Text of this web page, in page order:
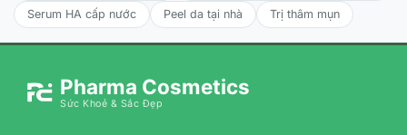
Serum HA cấp nước
Peel da tại nhà Trị thâm mụn
Pharma Cosmetics
Sức Khoẻ & Sắc Đẹp